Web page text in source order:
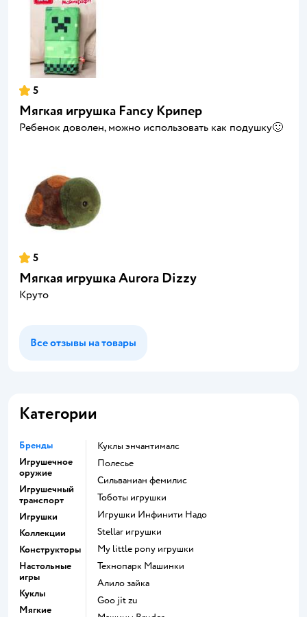
5
Мягкая игрушка Fancy Крипер
Ребенок доволен, можно использовать как подушку🙂
5
Мягкая игрушка Aurora Dizzy
Круто
Все отзывы на товары
Категории
Бренды
Игрушечное
оружие
Игрушечный
транспорт
Игрушки
Коллекции
Конструкторы
Настольные
игры
Куклы
Мягкие
Куклы энчантималс
Полесье
Сильваниан фемилис
Тоботы игрушки
Игрушки Инфинити Надо
Stellar игрушки
my little pony игрушки
Технопарк Машинки
Алило зайка
Goo jit zu